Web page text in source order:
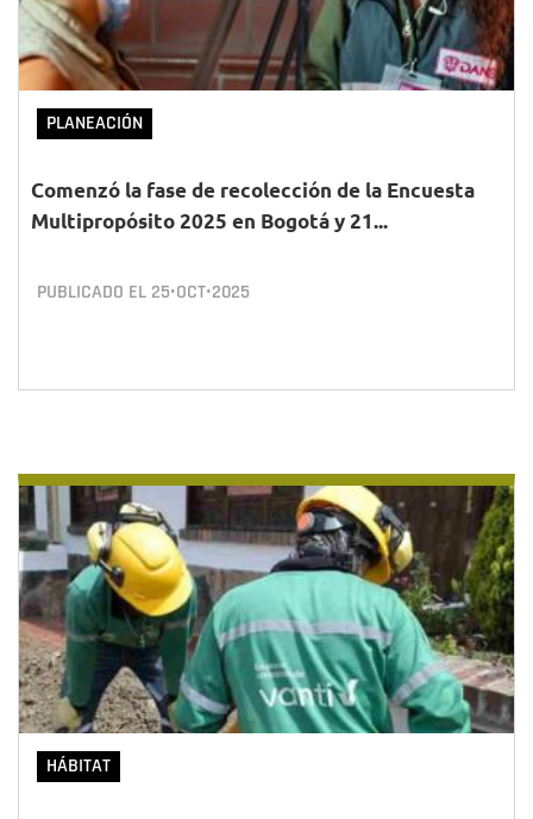
PLANEACIÓN
Comenzó la fase de recolección de la Encuesta
Multipropósito 2025 en Bogotá y 21...
PUBLICADO EL 25•OCT•2025
HÁBITAT